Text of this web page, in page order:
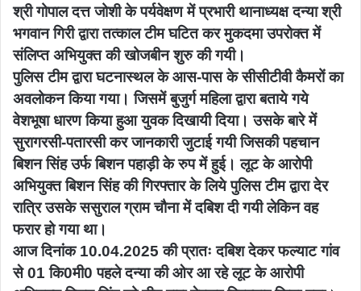
श्री गोपाल दत्त जोशी के पर्यवेक्षण में प्रभारी थानाध्यक्ष दन्या श्री
भगवान गिरी द्वारा तत्काल टीम घटित कर मुकदमा उपरोक्त में
संलिप्त अभियुक्त की खोजबीन शुरु की गयी।
पुलिस टीम द्वारा घटनास्थल के आस-पास के सीसीटीवी कैमरों का
अवलोकन किया गया। जिसमें बुजुर्ग महिला द्वारा बताये गये
वेशभूषा धारण किया हुआ युवक दिखायी दिया। उसके बारे में
सुरागरसी-पतारसी कर जानकारी जुटाई गयी जिसकी पहचान
बिशन सिंह उर्फ बिशन पहाड़ी के रुप में हुई। लूट के आरोपी
अभियुक्त बिशन सिंह की गिरफ्तार के लिये पुलिस टीम द्वारा देर
रात्रि उसके ससुराल ग्राम चौना में दबिश दी गयी लेकिन वह
फरार हो गया था।
आज दिनांक 10.04.2025 की प्रातः दबिश देकर फल्याट गांव
से 01 कि0मी0 पहले दन्या की ओर आ रहे लूट के आरोपी